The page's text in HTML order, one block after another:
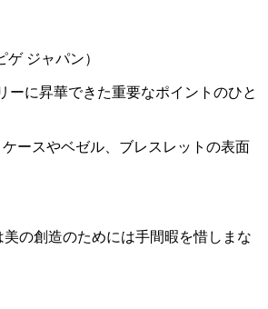
ーに昇華できた重要なポイントのひと
ケースやベゼル、ブレスレットの表面
の創造のためには手間暇を惜しまな